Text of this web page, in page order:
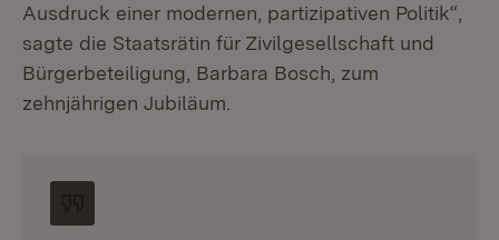
Ausdruck einer modernen, partizipativen Politik“,
sagte die Staatsrätin für Zivilgesellschaft und
Bürgerbeteiligung, Barbara Bosch, zum
zehnjährigen Jubiläum.